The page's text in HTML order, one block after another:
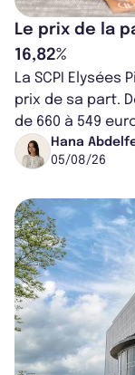
Le prix de la
16,82%
La SCPI
prix de sa part.
de 660 à 549
16,82%. Cette
Hana
05/08/26